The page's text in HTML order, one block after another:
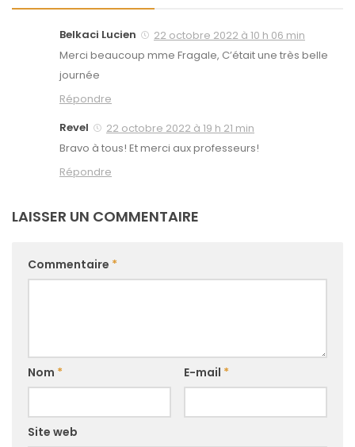
Belkaci Lucien
22 octobre 2022 à 10 h 06 min
Merci beaucoup mme Fragale, C’était une très belle
journée
Répondre
Revel
22 octobre 2022 à 19 h 21 min
Bravo à tous! Et merci aux professeurs!
Répondre
LAISSER UN COMMENTAIRE
Commentaire *
Nom * E-mail *
Site web